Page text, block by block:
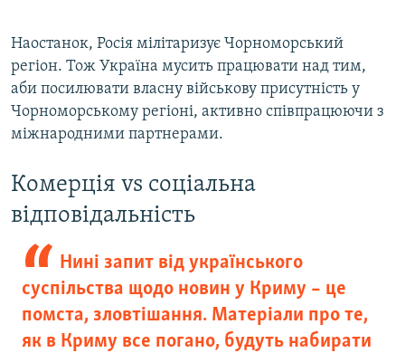
Наостанок, Росія мілітаризує Чорноморський
регіон. Тож Україна мусить працювати над тим,
аби посилювати власну військову присутність у
Чорноморському регіоні, активно співпрацюючи з
міжнародними партнерами.
Комерція vs соціальна
відповідальність
Нині запит від українського
суспільства щодо новин у Криму – це
помста, зловтішання. Матеріали про те,
як в Криму все погано, будуть набирати